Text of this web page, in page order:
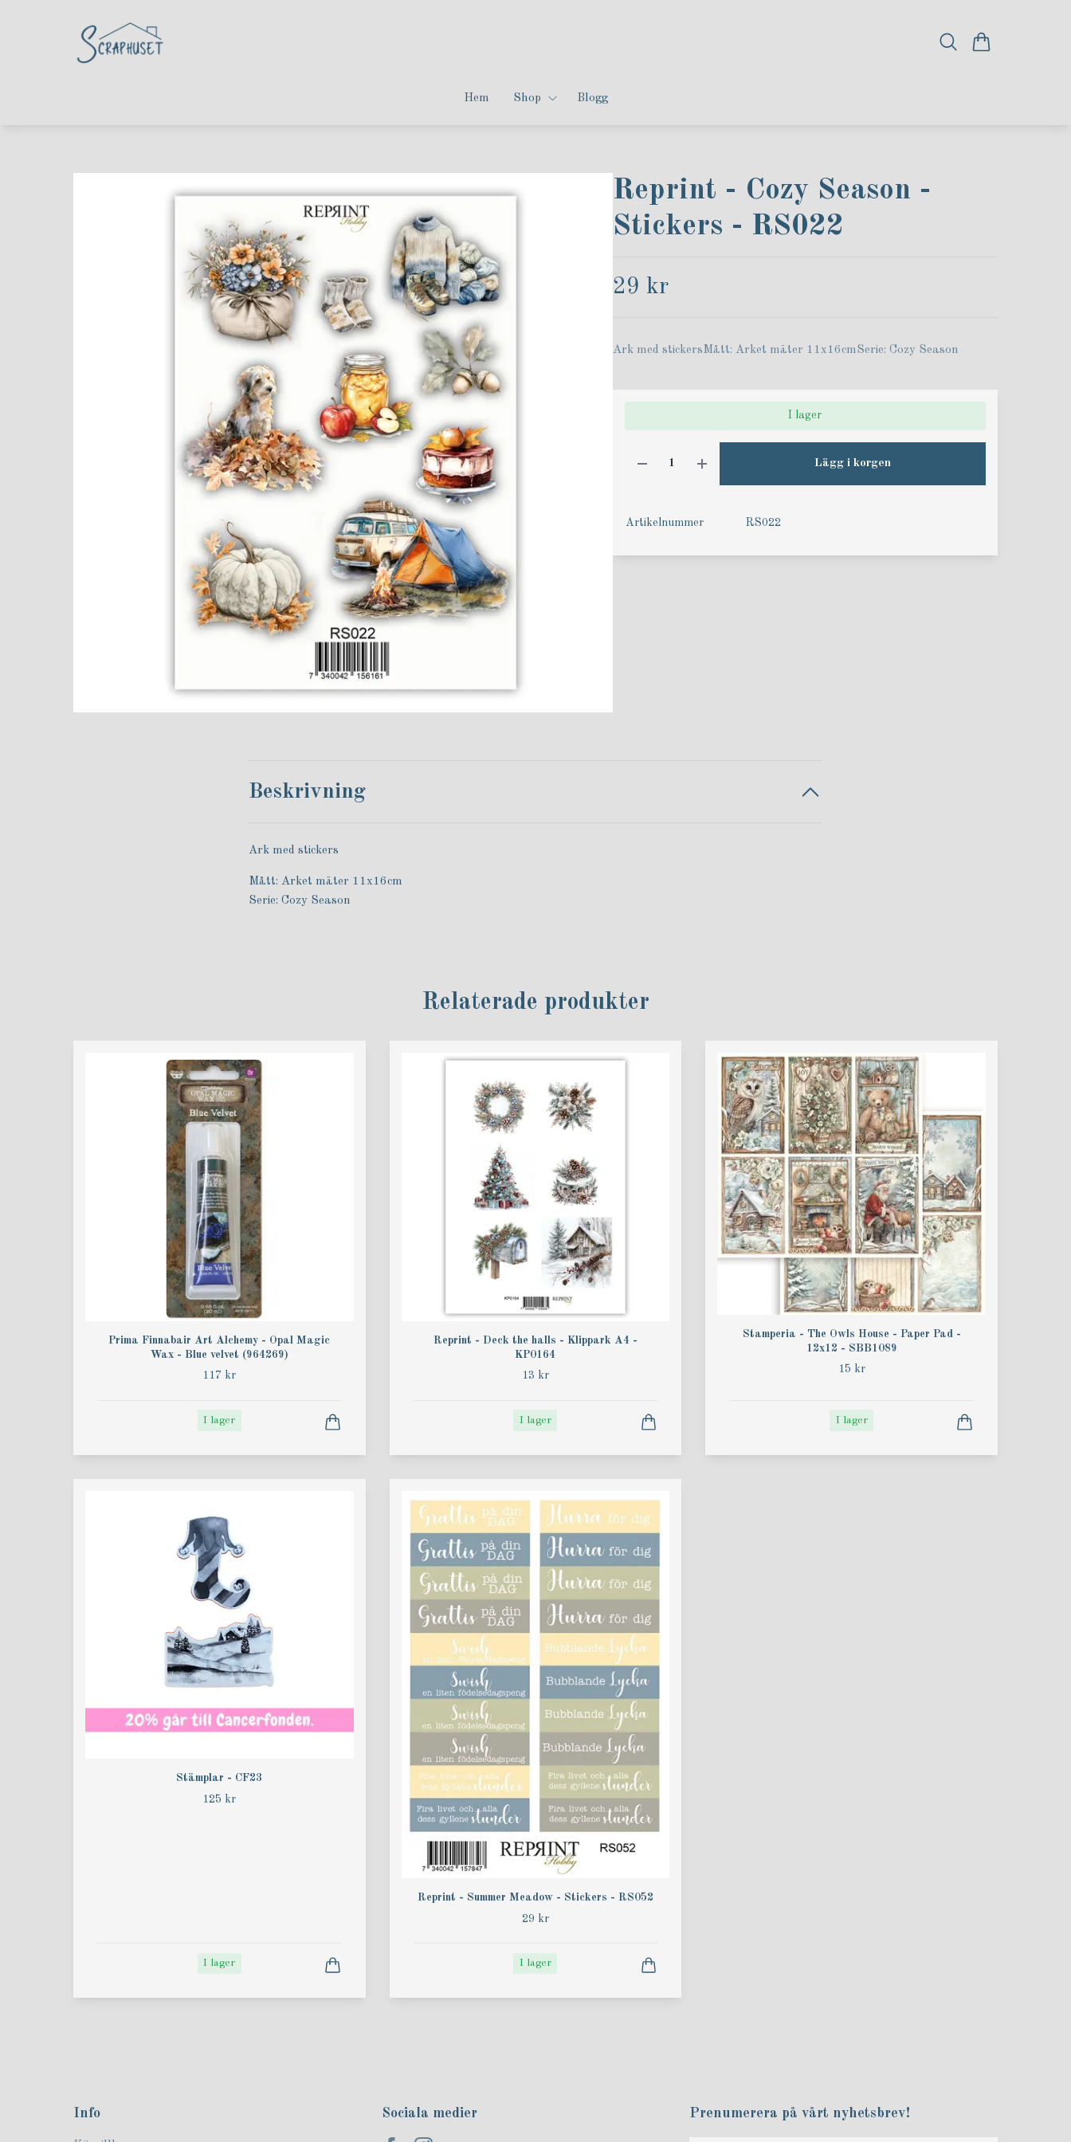
Hem Shop Blogg
Reprint - Cozy Season -
Stickers - RS022
29 kr
Ark med stickersMått: Arket mäter 11x16cmSerie: Cozy Season
I lager
Lägg i korgen
Artikelnummer RS022
Beskrivning
Ark med stickers
Mått: Arket mäter 11x16cm
Serie: Cozy Season
Relaterade produkter
Prima Finnabair Art Alchemy - Opal Magic
Wax - Blue velvet (964269)
117 kr
I lager
Reprint - Deck the halls - Klippark A4 -
KP0164
13 kr
I lager
Stamperia - The Owls House - Paper Pad -
12x12 - SBB1089
15 kr
I lager
Stämplar - CF23
125 kr
I lager
Reprint - Summer Meadow - Stickers - RS052
29 kr
I lager
Info Sociala medier Prenumerera på vårt nyhetsbrev!